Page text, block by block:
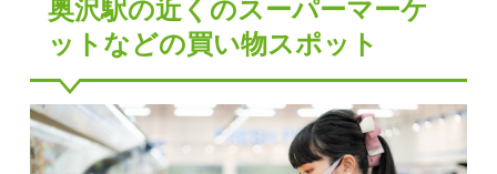
奥沢駅の近くのスーパーマーケ
ットなどの買い物スポット